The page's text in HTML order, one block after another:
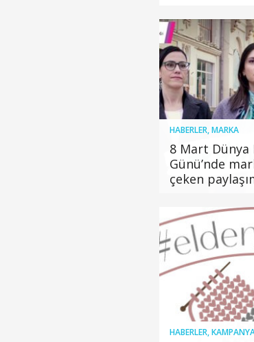
HABERLER,MARKA
8 Mart Dünya
Günü’nde
çeken
HABERLER,